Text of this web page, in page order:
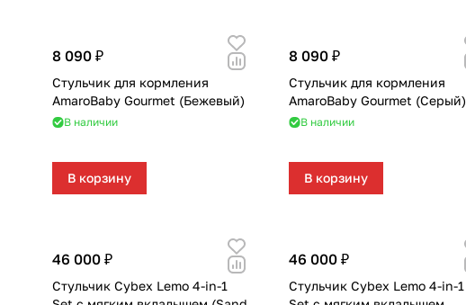
8 090 ₽
Стульчик для кормления
AmaroBaby Gourmet (Бежевый)
В наличии
В корзину
8 090 ₽
Стульчик для кормления
AmaroBaby Gourmet (Серый)
В наличии
В корзину
46 000 ₽
Стульчик Cybex Lemo 4-in-1
46 000 ₽
Стульчик Cybex Lemo 4-in-1